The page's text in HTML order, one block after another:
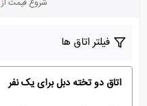
شروع قیمت از
فیلتر اتاق ها
اتاق دو تخته دبل برای یک نفر